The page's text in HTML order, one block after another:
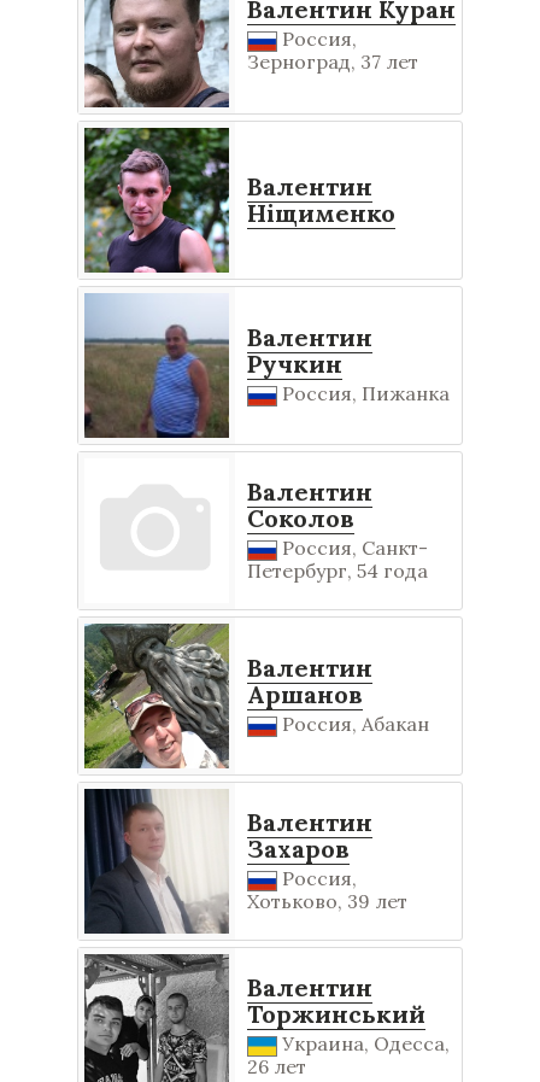
Валентин Куран
Россия,
Зерноград, 37 лет
Валентин
Ніщименко
Валентин
Ручкин
Россия, Пижанка
Валентин
Соколов
Россия, Санкт-
Петербург, 54 года
Валентин
Аршанов
Россия, Абакан
Валентин
Захаров
Россия,
Хотьково, 39 лет
Валентин
Торжинський
Украина, Одесса,
26 лет